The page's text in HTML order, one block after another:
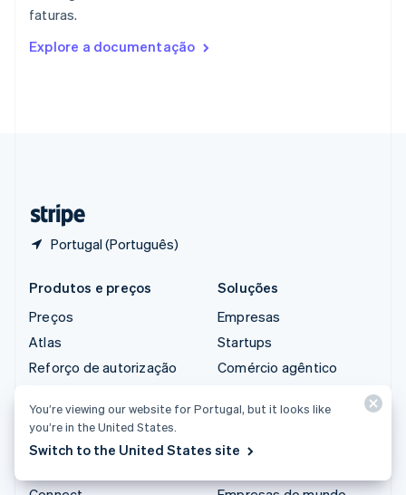
faturas.
Explore a documentação
Portugal (Português)
English
English
Produtos e preços
Preços
Atlas
Reforço de autorização
Capital
Checkout
Soluções
Empresas
Startups
Comércio agêntico
E-commerce
Finanças integradas
You’re viewing our website for Portugal, but it looks like
you’re in the United States.
Switch to the United States site